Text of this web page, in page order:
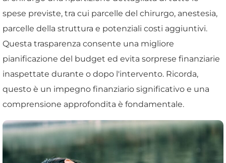
spese previste, tra cui parcelle del chirurgo, anestesia,
parcelle della struttura e potenziali costi aggiuntivi.
Questa trasparenza consente una migliore
pianificazione del budget ed evita sorprese finanziarie
inaspettate durante o dopo l'intervento. Ricorda,
questo è un impegno finanziario significativo e una
comprensione approfondita è fondamentale.